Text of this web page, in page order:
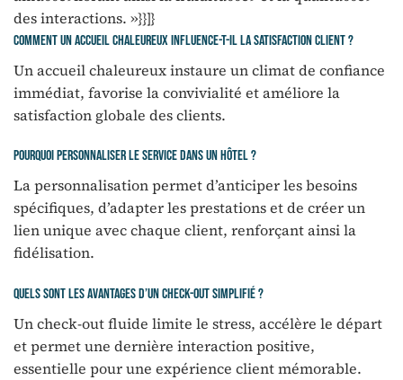
des interactions. »}}]}
Comment un accueil chaleureux influence-t-il la satisfaction client ?
Un accueil chaleureux instaure un climat de confiance
immédiat, favorise la convivialité et améliore la
satisfaction globale des clients.
Pourquoi personnaliser le service dans un hôtel ?
La personnalisation permet d’anticiper les besoins
spécifiques, d’adapter les prestations et de créer un
lien unique avec chaque client, renforçant ainsi la
fidélisation.
Quels sont les avantages d’un check-out simplifié ?
Un check-out fluide limite le stress, accélère le départ
et permet une dernière interaction positive,
essentielle pour une expérience client mémorable.